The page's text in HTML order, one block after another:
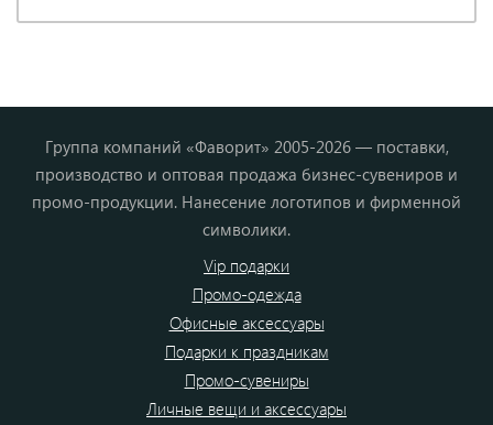
Группа компаний «Фаворит» 2005-2026 — поставки,
производство и оптовая продажа бизнес-сувениров и
промо-продукции. Нанесение логотипов и фирменной
символики.
Vip подарки
Промо-одежда
Офисные аксессуары
Подарки к праздникам
Промо-сувениры
Личные вещи и аксессуары